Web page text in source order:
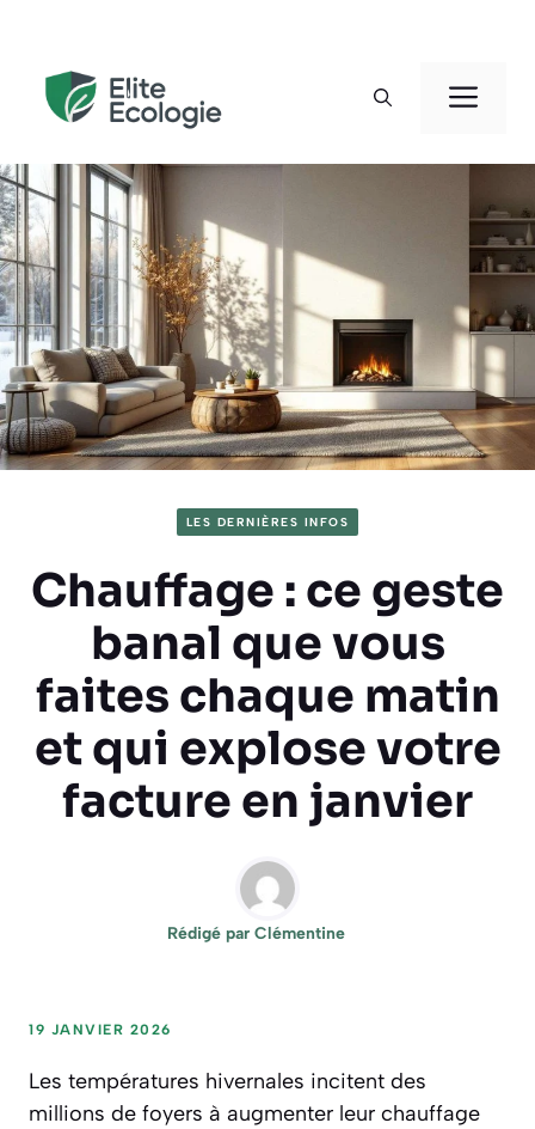
contenu
LES DERNIÈRES INFOS
Chauffage : ce geste
banal que vous
faites chaque matin
et qui explose votre
facture en janvier
Rédigé par Clémentine
19 JANVIER 2026
Les températures hivernales incitent des
millions de foyers à augmenter leur chauffage